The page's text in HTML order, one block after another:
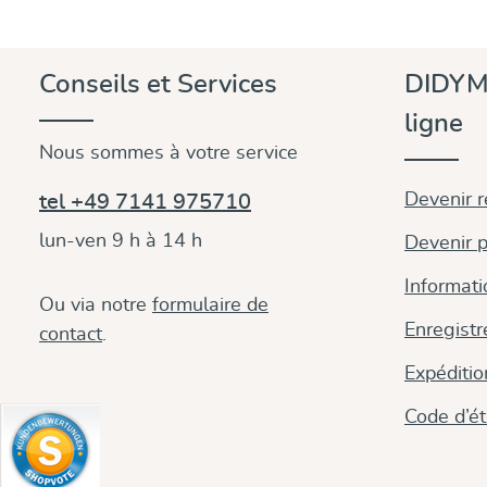
différent
Les tissus
Conseils et Services
Nous sommes à votre service
tel +49 7141 975710
lun-ven 9 h à 14 h
Ou via notre formulaire de
contact
ligne
Devenir
Devenir
Code